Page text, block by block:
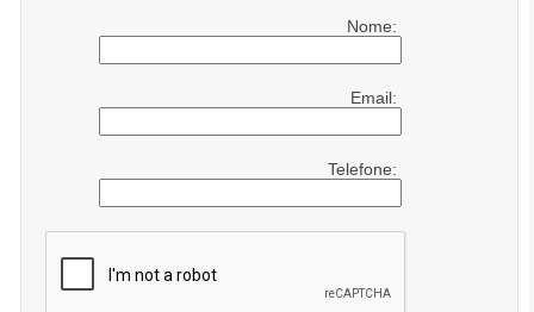
Nome:
Email:
Telefone: